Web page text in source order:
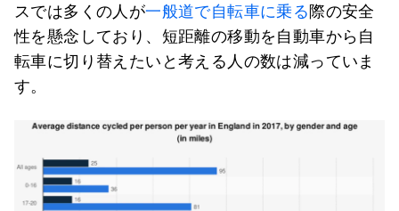
スでは多くの人が一般道で自転車に乗る際の安全
性を懸念しており、短距離の移動を自動車から自
転車に切り替えたいと考える人の数は減っていま
す。